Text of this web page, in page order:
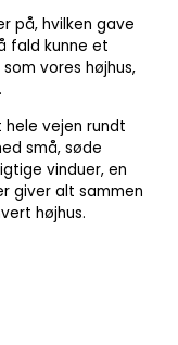
på, hvilken gave
fald kunne et
vores højhus,
vejen rundt
små, søde
vinduer, en
alt sammen
højhus.